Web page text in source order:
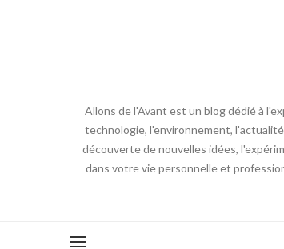
Allons de l'Avant est un blog dédié à
technologie, l'environnement,
découverte de nouvelles idées,
dans votre vie personnelle et